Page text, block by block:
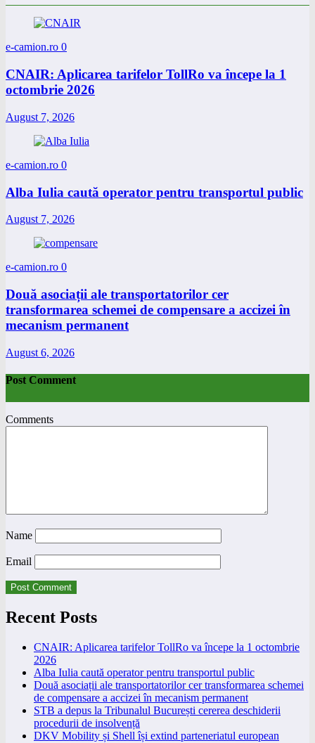
e-camion.ro 0
CNAIR: Aplicarea tarifelor TollRo va începe la 1
octombrie 2026
August 7, 2026
e-camion.ro 0
Alba Iulia caută operator pentru transportul public
August 7, 2026
e-camion.ro 0
Două asociații ale transportatorilor cer
transformarea schemei de compensare a accizei în
mecanism permanent
August 6, 2026
Post Comment
Comments
Name
Email
Recent Posts
CNAIR: Aplicarea tarifelor TollRo va începe la 1 octombrie
2026
Alba Iulia caută operator pentru transportul public
Două asociații ale transportatorilor cer transformarea schemei
de compensare a accizei în mecanism permanent
STB a depus la Tribunalul București cererea deschiderii
procedurii de insolvență
DKV Mobility și Shell își extind parteneriatul european